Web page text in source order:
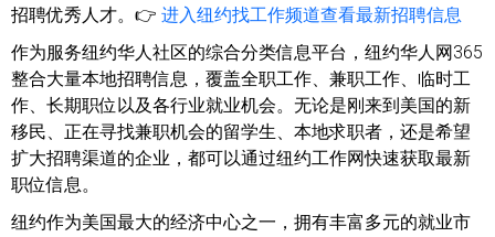
招聘优秀人才。👉 进入纽约找工作频道查看最新招聘信息
作为服务纽约华人社区的综合分类信息平台，纽约华人网365
整合大量本地招聘信息，覆盖全职工作、兼职工作、临时工
作、长期职位以及各行业就业机会。无论是刚来到美国的新
移民、正在寻找兼职机会的留学生、本地求职者，还是希望
扩大招聘渠道的企业，都可以通过纽约工作网快速获取最新
职位信息。
纽约作为美国最大的经济中心之一，拥有丰富多元的就业市